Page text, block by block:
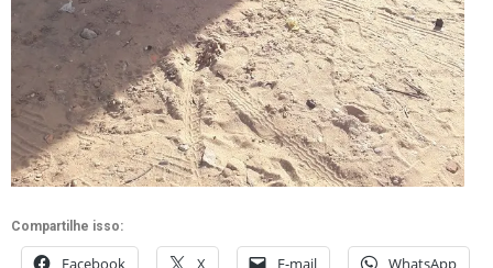
Compartilhe isso:
Facebook X E-mail WhatsApp